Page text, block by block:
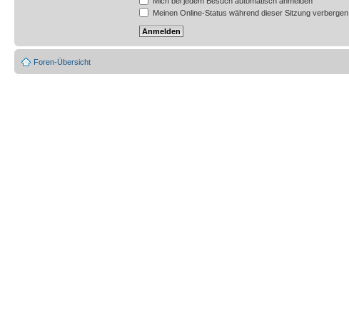
Meinen Online-Status während dieser Sitzung verbergen
Foren-Übersicht